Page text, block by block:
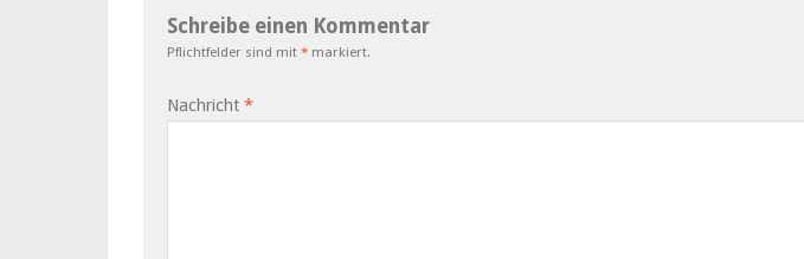
Schreibe einen Kommentar
Pflichtfelder sind mit * markiert.
Nachricht *